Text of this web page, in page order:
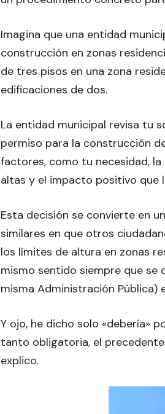
Imagina que una entidad
construcción en zonas
de tres pisos en una zona
edificaciones de dos.
La entidad municipal revisa tu
permiso para la construcción
factores, como tu necesidad,
altas y el impacto positivo que
Esta decisión se convierte en un
similares en que otros
los límites de altura en zonas
mismo sentido siempre que se
misma Administración
Y ojo, he dicho solo «debería»
tanto obligatoria, el
explico.